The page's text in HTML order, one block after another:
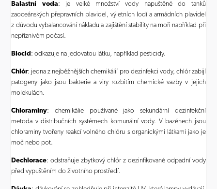
Balastní voda: je velké množství vody napuštěné do tanků
zaoceánských přepravních plavidel, výletních lodí a armádních plavidel
z důvodu vybalancování nákladu a zajištění stability na moři například při
nepříznivém počasí.
Biocid: odkazuje na jedovatou látku, například pesticidy.
Chlór: jedna z nejběžnějších chemikálií pro dezinfekci vody, chlór zabijí
patogeny jako jsou bakterie a viry rozbitím chemické vazby v jejich
molekulách.
Chloraminy: chemikálie používané jako sekundární dezinfekční
metoda v distribučních systémech komunální vody. V bazénech jsou
chloraminy tvořeny reakcí volného chlóru s organickými látkami jako je
moč nebo pot.
Dechlorace: odstraňuje zbytkový chlór z dezinfikované odpadní vody
před vypuštěním do životního prostředí.